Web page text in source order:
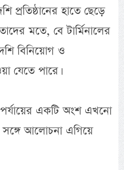
প্রতিষ্ঠানের হাতে ছেড়ে
মতে, বে টার্মিনালের
বিনিয়োগ ও
যেতে পারে।
পর্যায়ের একটি অংশ এখনো
সঙ্গে আলোচনা এগিয়ে